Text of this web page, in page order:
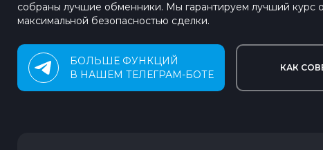
собраны лучшие обменники. Мы гарантируем лучший курс
максимальной безопасностью сделки.
БОЛЬШЕ ФУНКЦИЙ
В НАШЕМ ТЕЛЕГРАМ-БОТЕ
КАК